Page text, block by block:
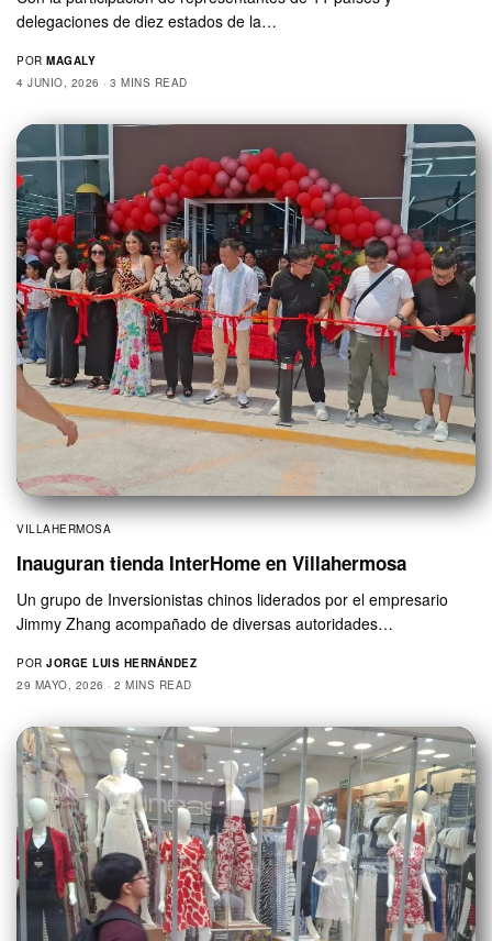
delegaciones de diez estados de la…
POR MAGALY
4 JUNIO, 2026
3 MINS READ
VILLAHERMOSA
Inauguran tienda InterHome en Villahermosa
Un grupo de Inversionistas chinos liderados por el empresario
Jimmy Zhang acompañado de diversas autoridades…
POR JORGE LUIS HERNÁNDEZ
29 MAYO, 2026
2 MINS READ